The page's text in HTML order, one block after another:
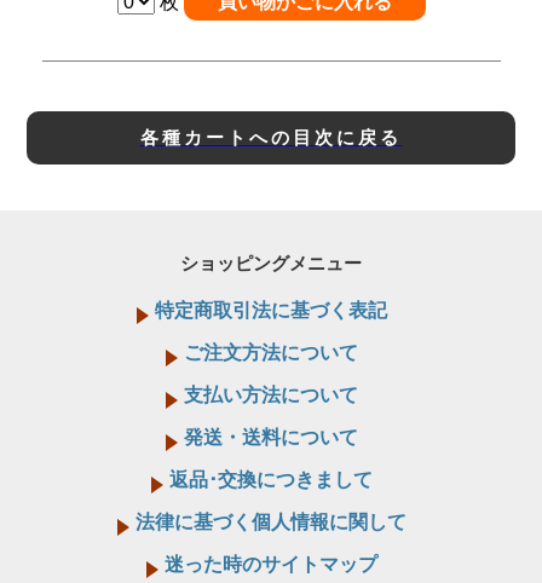
各種カートへの目次に戻る
ショッピングメニュー
特定商取引法に基づく表記
ご注文方法について
支払い方法について
発送・送料について
返品･交換につきまして
法律に基づく個人情報に関して
迷った時のサイトマップ